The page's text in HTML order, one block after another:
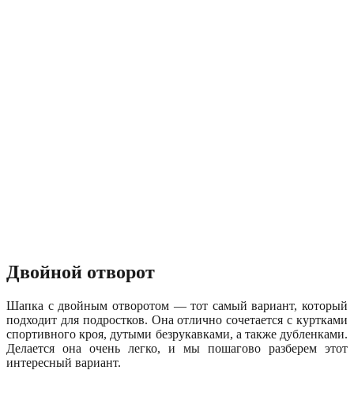
Двойной отворот
Шапка с двойным отворотом — тот самый вариант, который
подходит для подростков. Она отлично сочетается с куртками
спортивного кроя, дутыми безрукавками, а также дубленками.
Делается она очень легко, и мы пошагово разберем этот
интересный вариант.